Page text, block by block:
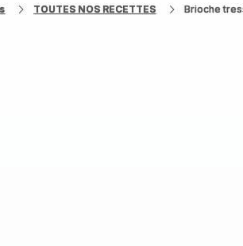
TOUTES NOS RECETTES Brioche